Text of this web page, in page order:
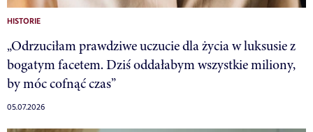
HISTORIE
„Odrzuciłam prawdziwe uczucie dla życia w luksusie z
bogatym facetem. Dziś oddałabym wszystkie miliony,
by móc cofnąć czas”
05.07.2026